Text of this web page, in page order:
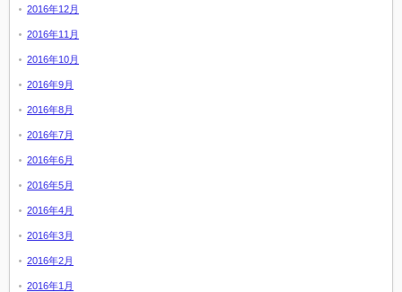
2016年12月
2016年11月
2016年10月
2016年9月
2016年8月
2016年7月
2016年6月
2016年5月
2016年4月
2016年3月
2016年2月
2016年1月